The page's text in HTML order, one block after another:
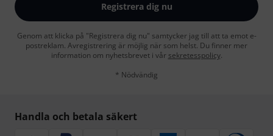
Registrera dig nu
Genom att klicka på "Registrera dig nu" samtycker jag till att ta emot e-
postreklam. Avregistrering är möjlig när som helst. Du finner mer
information om nyhetsbrevet i vår sekretesspolicy.
* Nödvändig
Handla och betala säkert